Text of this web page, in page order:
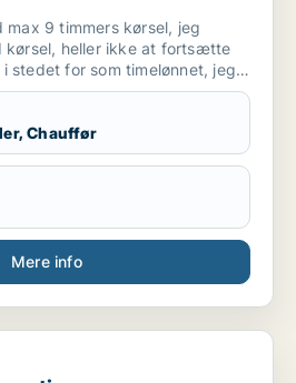
9 timmers kørsel, jeg
kørsel, heller ikke at fortsætte
stedet for som timelønnet, jeg
eller møde for tidligt.
Chauffør
Mere info